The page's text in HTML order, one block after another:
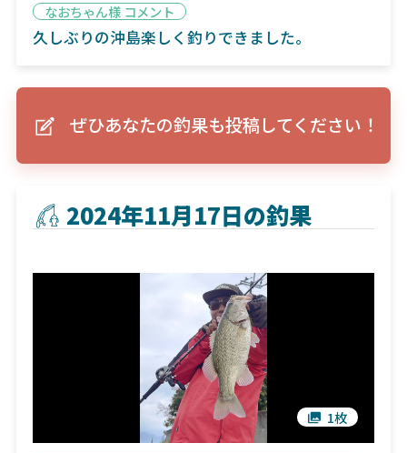
なおちゃん様 コメント
久しぶりの沖島楽しく釣りできました。
ぜひあなたの釣果も投稿してください！
2024年11月17日の釣果
1枚